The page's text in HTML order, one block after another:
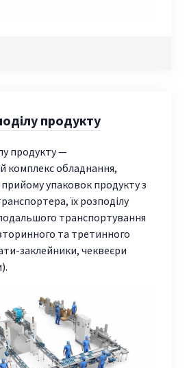
продукту
продукту —
комплекс обладнання,
упаковок продукту з
їх розподілу
транспортування
вторинного та третинного
заклейники, чеквеєри